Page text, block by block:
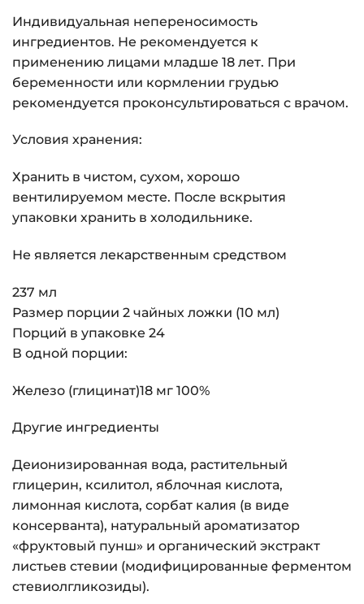
Индивидуальная непереносимость
ингредиентов. Не рекомендуется к
применению лицами младше 18 лет. При
беременности или кормлении грудью
рекомендуется проконсультироваться с врачом.
Условия хранения:
Хранить в чистом, сухом, хорошо
вентилируемом месте. После вскрытия
упаковки хранить в холодильнике.
Не является лекарственным средством
237 мл
Размер порции 2 чайных ложки (10 мл)
Порций в упаковке 24
В одной порции:
Железо (глицинат)18 мг 100%
Другие ингредиенты
Деионизированная вода, растительный
глицерин, ксилитол, яблочная кислота,
лимонная кислота, сорбат калия (в виде
консерванта), натуральный ароматизатор
«фруктовый пунш» и органический экстракт
листьев стевии (модифицированные ферментом
стевиолгликозиды).